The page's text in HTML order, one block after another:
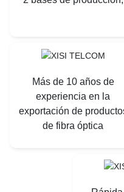
Más de 10 años de
experiencia en la
exportación de
de fibra óptica